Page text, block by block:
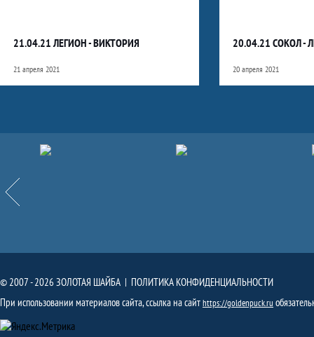
21.04.21 ЛЕГИОН - ВИКТОРИЯ
21 апреля 2021
20.04.21 СОКОЛ -
20 апреля 2021
Назад
Партнёры
© 2007 - 2026 ЗОЛОТАЯ ШАЙБА | ПОЛИТИКА КОНФИДЕНЦИАЛЬНОСТИ
При использовании материалов сайта, ссылка на сайтhttps://goldenpuck.ru